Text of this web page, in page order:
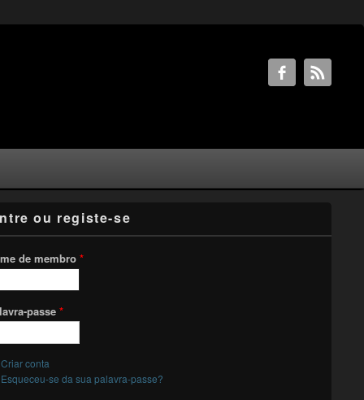
ou registe-se
de membro *
passe *
Criar conta
Esqueceu-se da sua palavra-passe?